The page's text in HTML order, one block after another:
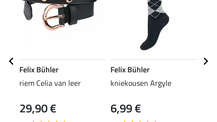
Felix Bühler
riem Celia van leer
29,90 €
Felix Bühler
kniekousen Argyle
6,99 €